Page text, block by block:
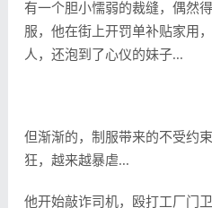
有一个胆小懦弱的裁缝，偶然
服，他在街上开罚单补贴家用
人，还泡到了心仪的妹子...
但渐渐的，制服带来的不受约
狂，越来越暴虐...
他开始敲诈司机，殴打工厂门